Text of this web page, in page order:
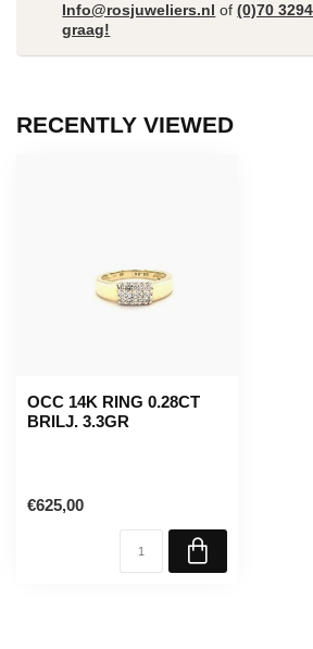
Info@rosjuweliers.nl of(0)70
graag!
RECENTLY VIEWED
OCC 14K RING 0.28CT
BRILJ. 3.3GR
€625,00